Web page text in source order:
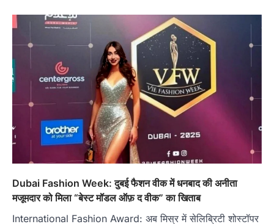
Dubai Fashion Week: दुबई फैशन वीक में धनबाद की अनीता
मजूमदार को मिला “बेस्ट मॉडल ऑफ़ द वीक” का खिताब
International Fashion Award: अब मिस्र में सेलिब्रिटी शोस्टॉपर